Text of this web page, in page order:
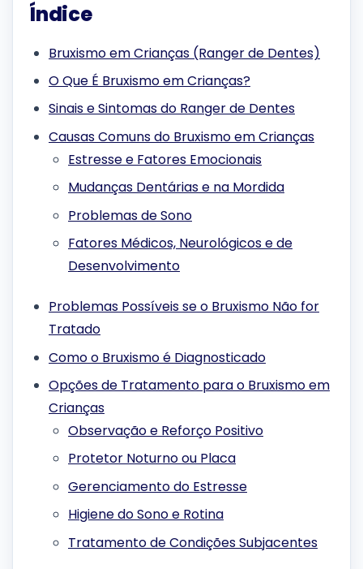
Índice
Bruxismo em Crianças (Ranger de Dentes)
O Que É Bruxismo em Crianças?
Sinais e Sintomas do Ranger de Dentes
Causas Comuns do Bruxismo em Crianças
Estresse e Fatores Emocionais
Mudanças Dentárias e na Mordida
Problemas de Sono
Fatores Médicos, Neurológicos e de
Desenvolvimento
Problemas Possíveis se o Bruxismo Não for
Tratado
Como o Bruxismo é Diagnosticado
Opções de Tratamento para o Bruxismo em
Crianças
Observação e Reforço Positivo
Protetor Noturno ou Placa
Gerenciamento do Estresse
Higiene do Sono e Rotina
Tratamento de Condições Subjacentes